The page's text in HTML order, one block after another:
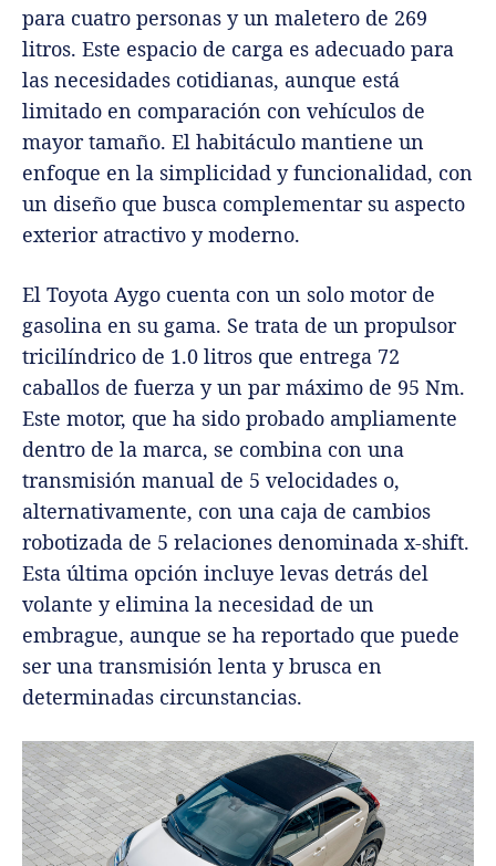
para cuatro personas y un maletero de 269
litros. Este espacio de carga es adecuado para
las necesidades cotidianas, aunque está
limitado en comparación con vehículos de
mayor tamaño. El habitáculo mantiene un
enfoque en la simplicidad y funcionalidad, con
un diseño que busca complementar su aspecto
exterior atractivo y moderno.
El Toyota Aygo cuenta con un solo motor de
gasolina en su gama. Se trata de un propulsor
tricilíndrico de 1.0 litros que entrega 72
caballos de fuerza y un par máximo de 95 Nm.
Este motor, que ha sido probado ampliamente
dentro de la marca, se combina con una
transmisión manual de 5 velocidades o,
alternativamente, con una caja de cambios
robotizada de 5 relaciones denominada x-shift.
Esta última opción incluye levas detrás del
volante y elimina la necesidad de un
embrague, aunque se ha reportado que puede
ser una transmisión lenta y brusca en
determinadas circunstancias.